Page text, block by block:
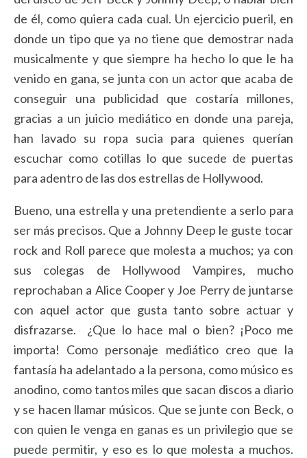
de él, como quiera cada cual. Un ejercicio pueril, en
donde un tipo que ya no tiene que demostrar nada
musicalmente y que siempre ha hecho lo que le ha
venido en gana, se junta con un actor que acaba de
conseguir una publicidad que costaría millones,
gracias a un juicio mediático en donde una pareja,
han lavado su ropa sucia para quienes querían
escuchar como cotillas lo que sucede de puertas
para adentro de las dos estrellas de Hollywood.
Bueno, una estrella y una pretendiente a serlo para
ser más precisos. Que a Johnny Deep le guste tocar
rock and Roll parece que molesta a muchos; ya con
sus colegas de Hollywood Vampires, mucho
reprochaban a Alice Cooper y Joe Perry de juntarse
con aquel actor que gusta tanto sobre actuar y
disfrazarse. ¿Que lo hace mal o bien? ¡Poco me
importa! Como personaje mediático creo que la
fantasía ha adelantado a la persona, como músico es
anodino, como tantos miles que sacan discos a diario
y se hacen llamar músicos. Que se junte con Beck, o
con quien le venga en ganas es un privilegio que se
puede permitir, y eso es lo que molesta a muchos.